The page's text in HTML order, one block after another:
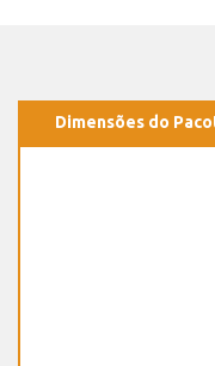
Dimensões do